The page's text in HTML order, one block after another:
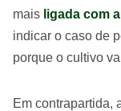
mais ligada com
indicar o caso de
porque o cultivo
Em contrapartida,